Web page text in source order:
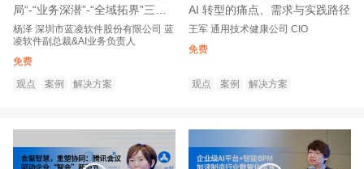
局“-“业务深潜”-“全域拓界”三步
实现智能跃迁
杨泽 深圳市蓝凌软件股份有限公司 蓝
凌软件副总裁&AI业务负责人
免费
观点
案例 解决方案
AI 转型的痛点、需求与实践路径
王军 通用技术健康公司 CIO
免费
观点 案例 解决方案